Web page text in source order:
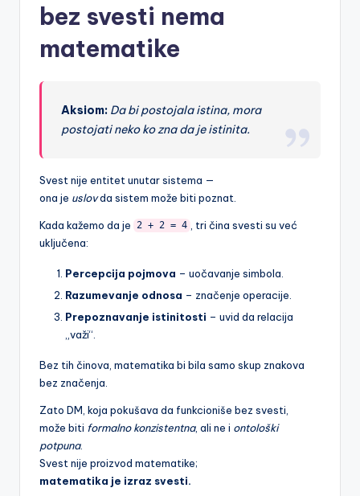
bez svesti nema
matematike
Aksiom: Da bi postojala istina, mora
postojati neko ko zna da je istinita.
Svest nije entitet unutar sistema —
ona je uslovda sistem može biti poznat.
Kada kažemo da je 2 + 2 = 4
, tri čina svesti su već
uključena:
Percepcija pojmova – uočavanje simbola.
Razumevanje odnosa – značenje operacije.
Prepoznavanje istinitosti – uvid da relacija
„važi“.
Bez tih činova, matematika bi bila samo skup znakova
bez značenja.
Zato DM, koja pokušava da funkcioniše bez svesti,
može biti formalno konzistentna, ali ne i ontološki
potpuna.
Svest nije proizvod matematike;
matematika je izraz svesti.